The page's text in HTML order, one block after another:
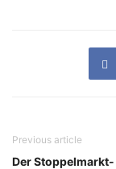
Previous article
Der Stoppelmarkt-